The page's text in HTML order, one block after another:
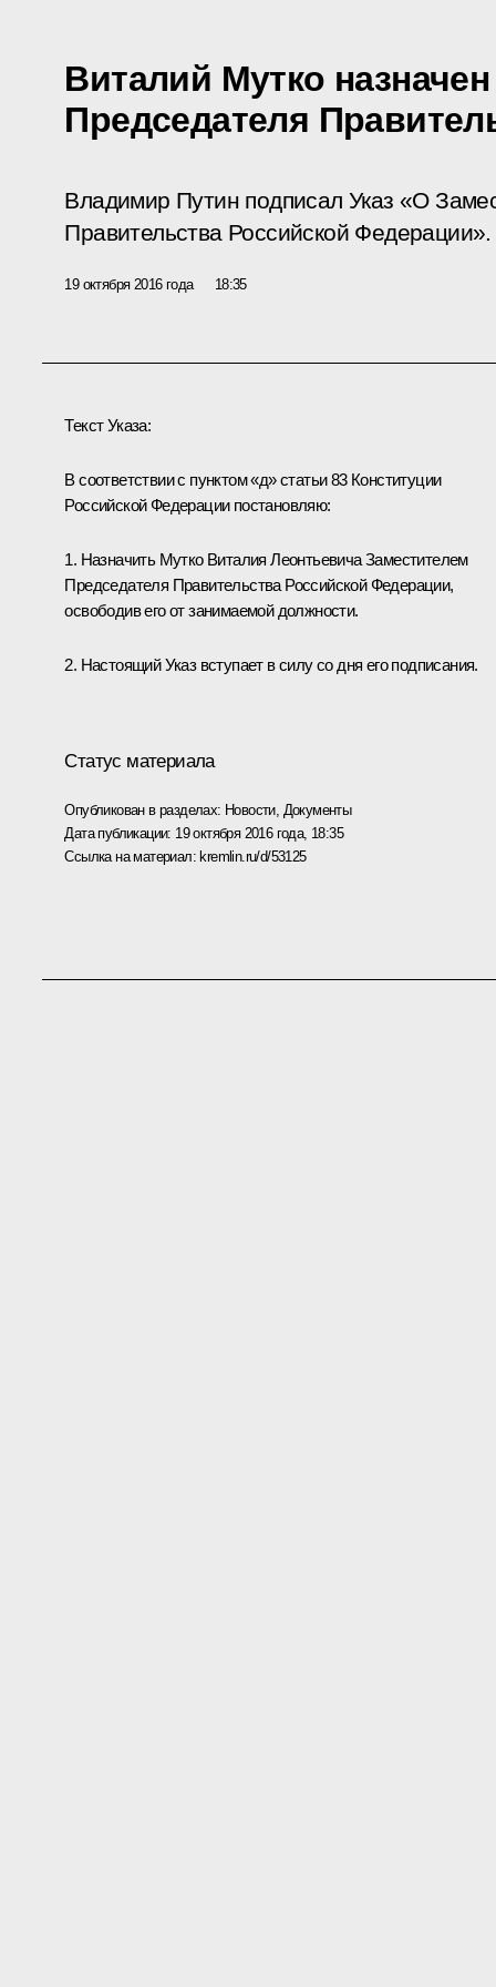
Виталий Мутко
Председателя
Владимир Путин подписал Указ «О
Правительства Российской Федерации».
19 октября 2016 года 18:35
Текст Указа:
В соответствии с пунктом «д» статьи 83 Конституции
Российской Федерации постановляю:
1. Назначить Мутко Виталия ЛеонтьевичаЗаместителем
Председателя Правительства Российской Федерации,
освободив его от занимаемой должности.
2. Настоящий Указ вступает в силу со дня его подписания.
Статус материала
Опубликован в разделах: Новости, Документы
Дата публикации: 19 октября 2016 года, 18:35
Ссылка на материал: kremlin.ru/d/53125